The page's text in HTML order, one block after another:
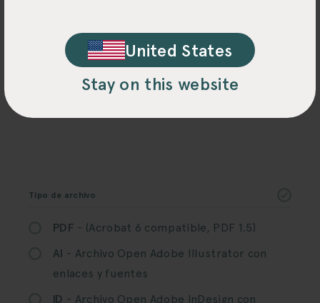
United States
Stay on this website
material gráfico
Tipo de archivo
PDF - (Acrobat 6 compatible, PDF 1.5)
AI - Archivo Open Adobe Illustrator con
enlaces y fuentes
ID - Archivo Open Adobe InDesign con